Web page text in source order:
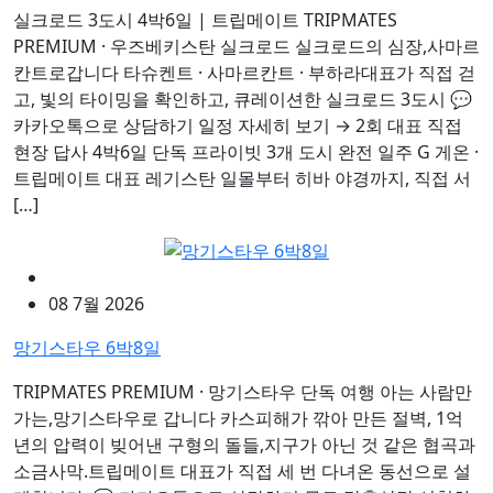
실크로드 3도시 4박6일 | 트립메이트 TRIPMATES
PREMIUM · 우즈베키스탄 실크로드 실크로드의 심장,사마르
칸트로갑니다 타슈켄트 · 사마르칸트 · 부하라대표가 직접 걷
고, 빛의 타이밍을 확인하고, 큐레이션한 실크로드 3도시 💬
카카오톡으로 상담하기 일정 자세히 보기 → 2회 대표 직접
현장 답사 4박6일 단독 프라이빗 3개 도시 완전 일주 G 게온 ·
트립메이트 대표 레기스탄 일몰부터 히바 야경까지, 직접 서
[…]
08 7월 2026
망기스타우 6박8일
TRIPMATES PREMIUM · 망기스타우 단독 여행 아는 사람만
가는,망기스타우로 갑니다 카스피해가 깎아 만든 절벽, 1억
년의 압력이 빚어낸 구형의 돌들,지구가 아닌 것 같은 협곡과
소금사막.트립메이트 대표가 직접 세 번 다녀온 동선으로 설